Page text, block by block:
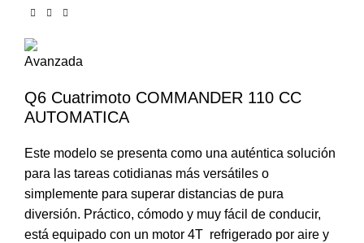
Q6 Cuatrimoto COMMANDER 110 CC
AUTOMATICA
Este modelo se presenta como una auténtica solución
para las tareas cotidianas más versátiles o
simplemente para superar distancias de pura
diversión. Práctico, cómodo y muy fácil de conducir,
está equipado con un motor 4T refrigerado por aire y